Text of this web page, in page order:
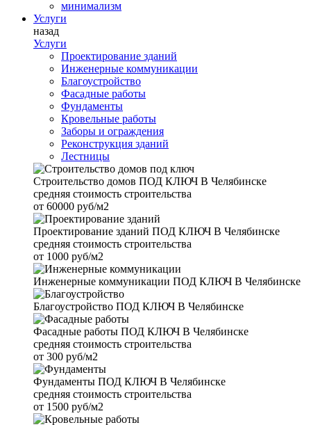
минимализм
Услуги
назад
Услуги
Проектирование зданий
Инженерные коммуникации
Благоустройство
Фасадные работы
Фундаменты
Кровельные работы
Заборы и ограждения
Реконструкция зданий
Лестницы
Строительство домов ПОД КЛЮЧ В Челябинске
средняя стоимость строительства
от 60000 руб/м2
Проектирование зданий ПОД КЛЮЧ В Челябинске
средняя стоимость строительства
от 1000 руб/м2
Инженерные коммуникации ПОД КЛЮЧ В Челябинске
Благоустройство ПОД КЛЮЧ В Челябинске
Фасадные работы ПОД КЛЮЧ В Челябинске
средняя стоимость строительства
от 300 руб/м2
Фундаменты ПОД КЛЮЧ В Челябинске
средняя стоимость строительства
от 1500 руб/м2